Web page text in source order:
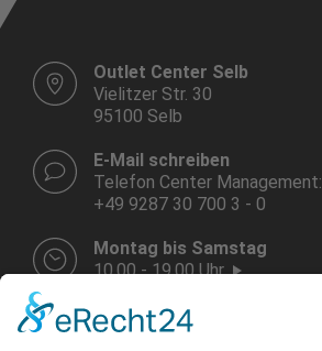
Outlet Center Selb
Vielitzer Str. 30
95100 Selb
E-Mail schreiben
Telefon Center Management:
+49 9287 30 700 3 - 0
Montag bis Samstag
10.00 - 19.00 Uhr